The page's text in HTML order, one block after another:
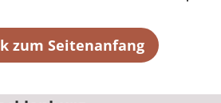
zum Seitenanfang